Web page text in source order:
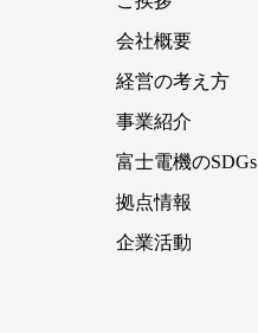
会社概要
経営の考え方
事業紹介
富士電機のSDGs
拠点情報
企業活動